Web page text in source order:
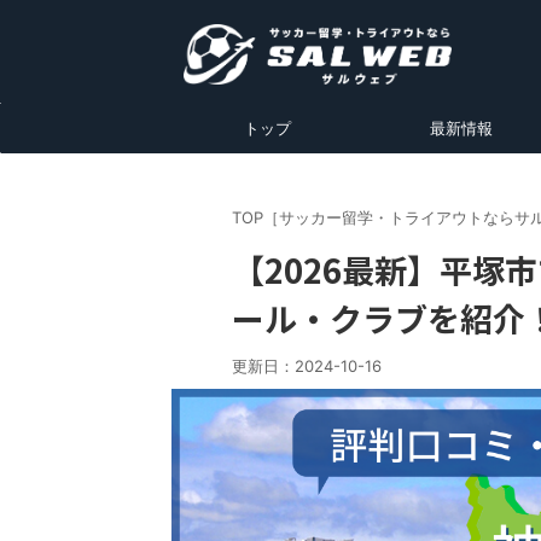
トップ 最新情報
TOP［サッカー留学・トライアウトならサ
【2026最新】平塚
ール・クラブを紹
更新日： 2024-10-16